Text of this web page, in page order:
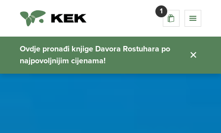
1
Ovdje pronađi knjige Davora Rostuhara po
najpovoljnijim cijenama!